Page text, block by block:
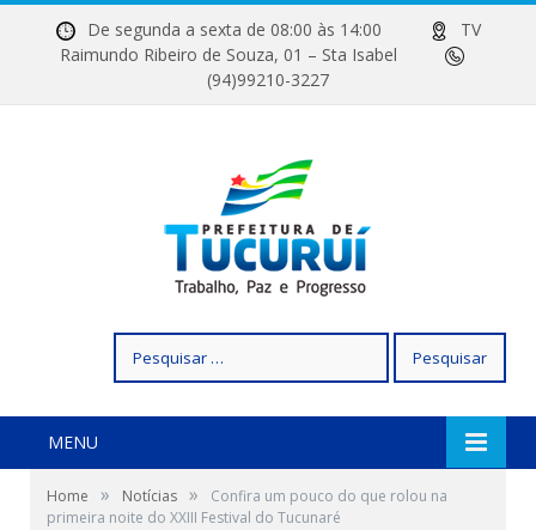
De segunda a sexta de 08:00 às 14:00
TV
Raimundo Ribeiro de Souza, 01 – Sta Isabel
(94)99210-3227
por:
MENU
Home » Notícias »
Confira um pouco do que rolou na
primeira noite do XXIII Festival do Tucunaré